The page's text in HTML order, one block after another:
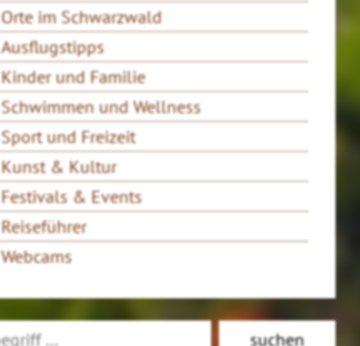
Orte im Schwarzwald
Ausflugstipps
Kinder und Familie
Schwimmen und Wellness
Sport und Freizeit
Kunst & Kultur
Festivals & Events
Reiseführer
Webcams